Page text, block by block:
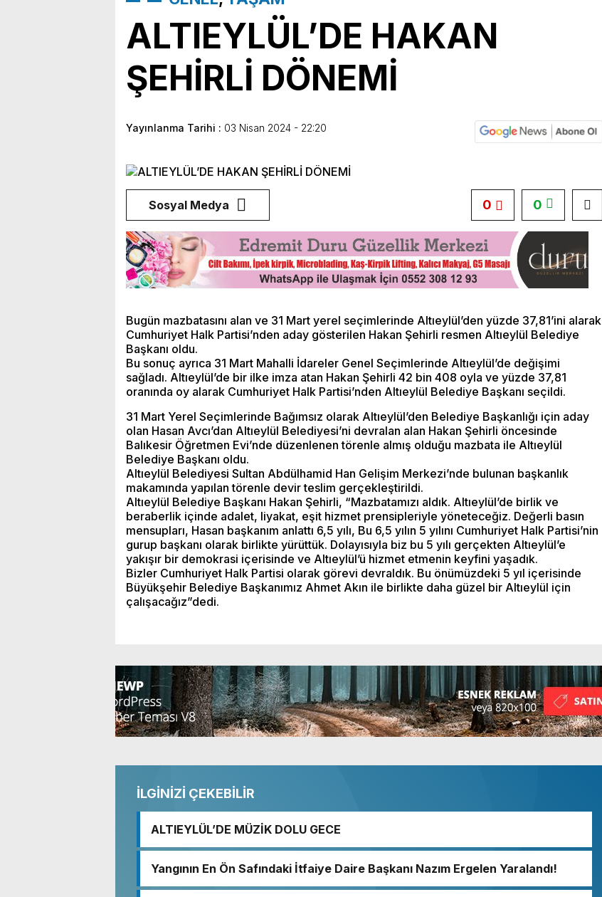
ALTIEYLÜL’DE HAKAN
ŞEHİRLİ DÖNEMİ
Yayınlanma Tarihi : 03 Nisan 2024 - 22:20
Sosyal Medya 0
0
Bugün mazbatasını alan ve 31 Mart yerel seçimlerinde Altıeylül’den yüzde 37,81’ini alarak
Cumhuriyet Halk Partisi’nden aday gösterilen Hakan Şehirli resmen Altıeylül Belediye
Başkanı oldu.
Bu sonuç ayrıca 31 Mart Mahalli İdareler Genel Seçimlerinde Altıeylül’de değişimi
sağladı. Altıeylül’de bir ilke imza atan Hakan Şehirli 42 bin 408 oyla ve yüzde 37,81
oranında oy alarak Cumhuriyet Halk Partisi’nden Altıeylül Belediye Başkanı seçildi.
31 Mart Yerel Seçimlerinde Bağımsız olarak Altıeylül’den Belediye Başkanlığı için aday
olan Hasan Avcı’dan Altıeylül Belediyesi’ni devralan alan Hakan Şehirli öncesinde
Balıkesir Öğretmen Evi’nde düzenlenen törenle almış olduğu mazbata ile Altıeylül
Belediye Başkanı oldu.
Altıeylül Belediyesi Sultan Abdülhamid Han Gelişim Merkezi’nde bulunan başkanlık
makamında yapılan törenle devir teslim gerçekleştirildi.
Altıeylül Belediye Başkanı Hakan Şehirli, “Mazbatamızı aldık. Altıeylül’de birlik ve
beraberlik içinde adalet, liyakat, eşit hizmet prensipleriyle yöneteceğiz. Değerli basın
mensupları, Hasan başkanım anlattı 6,5 yılı, Bu 6,5 yılın 5 yılını Cumhuriyet Halk Partisi’nin
gurup başkanı olarak birlikte yürüttük. Dolayısıyla biz bu 5 yılı gerçekten Altıeylül’e
yakışır bir demokrasi içerisinde ve Altıeylül’ü hizmet etmenin keyfini yaşadık.
Bizler Cumhuriyet Halk Partisi olarak görevi devraldık. Bu önümüzdeki 5 yıl içerisinde
Büyükşehir Belediye Başkanımız Ahmet Akın ile birlikte daha güzel bir Altıeylül için
çalışacağız”dedi.
İLGİNİZİ ÇEKEBİLİR
ALTIEYLÜL’DE MÜZİK DOLU GECE
Yangının En Ön Safındaki İtfaiye Daire Başkanı Nazım Ergelen Yaralandı!